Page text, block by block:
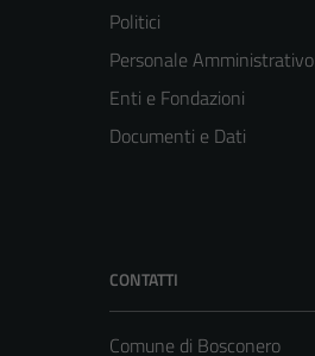
Politici
Personale Amministrativo
Enti e Fondazioni
Documenti e Dati
CONTATTI
Comune di Bosconero